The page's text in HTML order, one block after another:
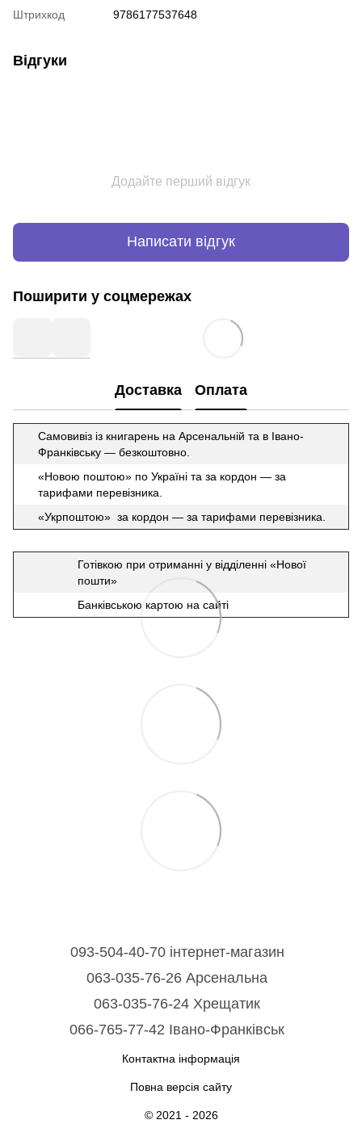
Штрихкод
9786177537648
Відгуки
Додайте перший відгук
Написати відгук
Поширити у соцмережах
Доставка Оплата
Самовивіз із книгарень на Арсенальній та в Івано-
Франківську — безкоштовно.
«Новою поштою» по Україні та за кордон — за
тарифами перевізника.
«Укрпоштою» за кордон — за тарифами перевізника.
Готівкою при отриманні у відділенні «Нової
пошти»
Банківською картою на сайті
093-504-40-70 інтернет-магазин
063-035-76-26 Арсенальна
063-035-76-24 Хрещатик
066-765-77-42 Івано-Франківськ
Контактна інформація
Повна версія сайту
© 2021 - 2026